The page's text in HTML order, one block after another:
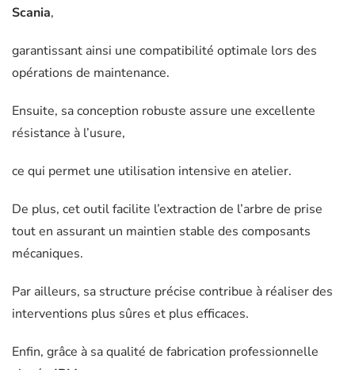
Scania,
garantissant ainsi une compatibilité optimale lors des
opérations de maintenance.
Ensuite, sa conception robuste assure une excellente
résistance à l’usure,
ce qui permet une utilisation intensive en atelier.
De plus, cet outil facilite l’extraction de l’arbre de prise
tout en assurant un maintien stable des composants
mécaniques.
Par ailleurs, sa structure précise contribue à réaliser des
interventions plus sûres et plus efficaces.
Enfin, grâce à sa qualité de fabrication professionnelle